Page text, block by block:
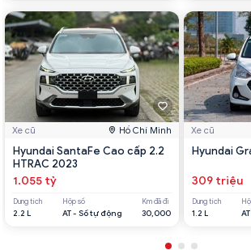
Xe cũ Hồ Chí Minh
Hyundai SantaFe Cao cấp 2.2
HTRAC 2023
1.055 tỷ
Dung tích
2.2 L
Hộp số
AT - Số tự động
Km đã đi
30,000
Xe cũ
Hyundai
309 triệu
Dung tích
1.2 L